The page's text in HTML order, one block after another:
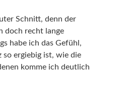
Schnitt, denn der
doch recht lange
habe ich das Gefühl,
so ergiebig ist, wie die
komme ich deutlich